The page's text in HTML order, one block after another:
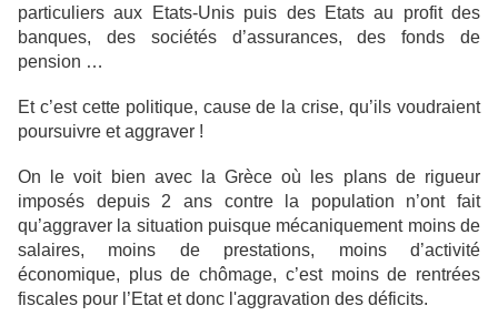
particuliers aux Etats-Unis puis des Etats au profit des
banques, des sociétés d’assurances, des fonds de
pension …
Et c’est cette politique, cause de la crise, qu’ils voudraient
poursuivre et aggraver !
On le voit bien avec la Grèce où les plans de rigueur
imposés depuis 2 ans contre la population n’ont fait
qu’aggraver la situation puisque mécaniquement moins de
salaires, moins de prestations, moins d’activité
économique, plus de chômage, c’est moins de rentrées
fiscales pour l’Etat et donc l'aggravation des déficits.